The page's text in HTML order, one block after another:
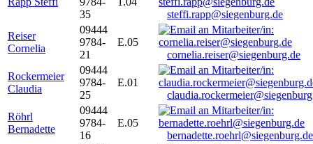
35
steffi.rapp@siegenburg.de
Reiser
Cornelia
09444
9784-
21
E.05
cornelia.reiser@siegenburg.de
Rockermeier
Claudia
09444
9784-
25
E.01
Röhrl
Bernadette
09444
9784-
16
E.05
bernadette.roehrl@siegenburg.de